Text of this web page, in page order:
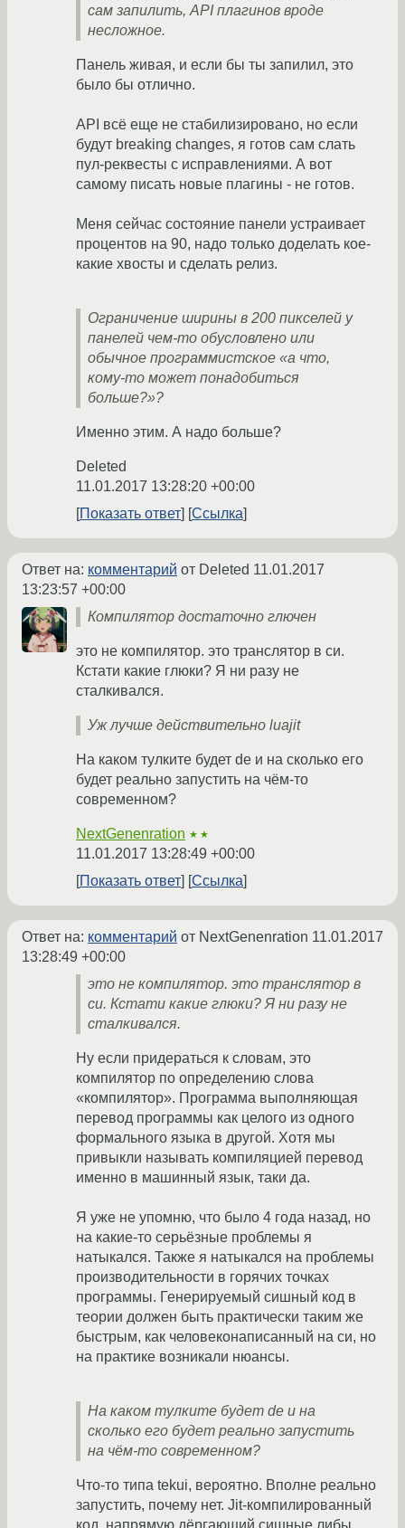
сам запилить, API плагинов вроде
несложное.
Панель живая, и если бы ты запилил, это
было бы отлично.
API всё еще не стабилизировано, но если
будут breaking changes, я готов сам слать
пул-реквесты с исправлениями. А вот
самому писать новые плагины - не готов.
Меня сейчас состояние панели устраивает
процентов на 90, надо только доделать кое-
какие хвосты и сделать релиз.
Ограничение ширины в 200 пикселей у
панелей чем-то обусловлено или
обычное программистское «а что,
кому-то может понадобиться
больше?»?
Именно этим. А надо больше?
Deleted
11.01.2017 13:28:20 +00:00
Показать ответ
Ссылка
Ответ на: комментарий от Deleted 11.01.2017
13:23:57 +00:00
Компилятор достаточно глючен
это не компилятор. это транслятор в си.
Кстати какие глюки? Я ни разу не
сталкивался.
Уж лучше действительно luajit
На каком тулките будет de и на сколько его
будет реально запустить на чём-то
современном?
NextGenenration ★★
11.01.2017 13:28:49 +00:00
Показать ответ
Ссылка
Ответ на: комментарий от NextGenenration 11.01.2017
13:28:49 +00:00
это не компилятор. это транслятор в
си. Кстати какие глюки? Я ни разу не
сталкивался.
Ну если придераться к словам, это
компилятор по определению слова
«компилятор». Программа выполняющая
перевод программы как целого из одного
формального языка в другой. Хотя мы
привыкли называть компиляцией перевод
именно в машинный язык, таки да.
Я уже не упомню, что было 4 года назад, но
на какие-то серьёзные проблемы я
натыкался. Также я натыкался на проблемы
производительности в горячих точках
программы. Генерируемый сишный код в
теории должен быть практически таким же
быстрым, как человеконаписанный на си, но
на практике возникали нюансы.
На каком тулките будет de и на
сколько его будет реально запустить
на чём-то современном?
Что-то типа tekui, вероятно. Вполне реально
запустить, почему нет. Jit-компилированный